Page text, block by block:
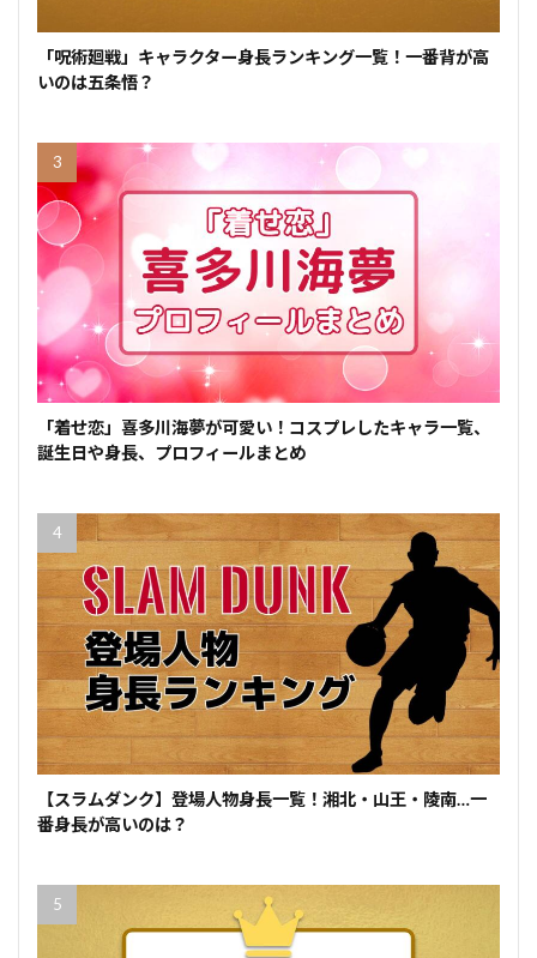
「呪術廻戦」キャラクター身長ランキング一覧！一番背が高
いのは五条悟？
「着せ恋」喜多川海夢が可愛い！コスプレしたキャラ一覧、
誕生日や身長、プロフィールまとめ
【スラムダンク】登場人物身長一覧！湘北・山王・陵南…一
番身長が高いのは？